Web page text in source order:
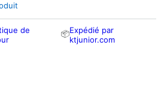
de
📦Expédié par
ktjunior.com